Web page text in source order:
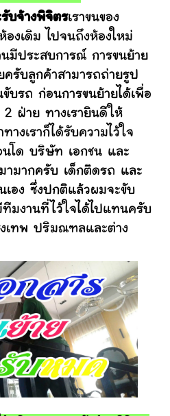
บจ้างพิจิตรเราขนของ
งเดิม ไปจนถึงห้องใหม่
มีประสบการณ์ การขนย้าย
ครับลูกค้าสามารถถ่ายรูป
บรถ ก่อนการขนย้ายได้เพื่อ
2 ฝ่าย ทางเรายินดีให้
งเราก็ได้รับความไว้ใจ
โด บริษัท เอกชน และ
ามากครับ เด็กติดรถ และ
อง ซึ่งปกติแล้วผมจะขับ
ทีมงานที่ไว้ใจได้ไปแทนครับ
งเทพ ปริมณฑลและต่าง